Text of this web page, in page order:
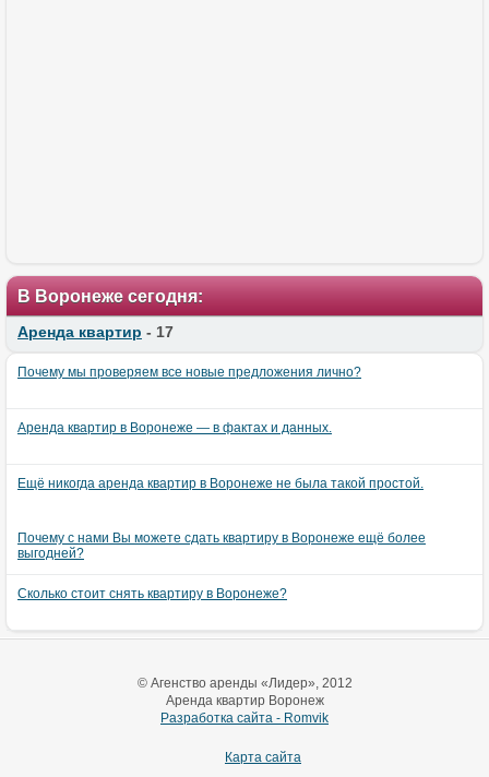
В Воронеже сегодня:
Аренда квартир - 17
Почему мы проверяем все новые предложения лично?
Аренда квартир в Воронеже — в фактах и данных.
Ещё никогда аренда квартир в Воронеже не была такой простой.
Почему с нами Вы можете сдать квартиру в Воронеже ещё более
выгодней?
Сколько стоит снять квартиру в Воронеже?
© Агенство аренды «Лидер», 2012
Аренда квартир Воронеж
Разработка сайта - Romvik
Карта сайта